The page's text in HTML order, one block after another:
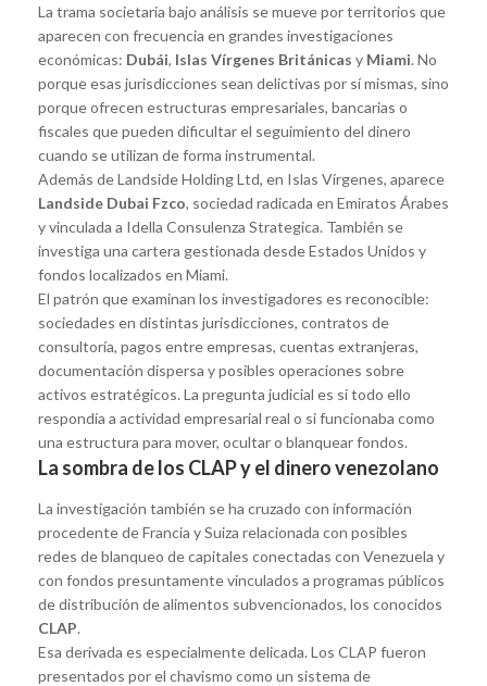
La trama societaria bajo análisis se mueve por territorios que
aparecen con frecuencia en grandes investigaciones
económicas: Dubái, Islas Vírgenes Británicas y Miami. No
porque esas jurisdicciones sean delictivas por sí mismas, sino
porque ofrecen estructuras empresariales, bancarias o
fiscales que pueden dificultar el seguimiento del dinero
cuando se utilizan de forma instrumental.
Además de Landside Holding Ltd, en Islas Vírgenes, aparece
Landside Dubai Fzco, sociedad radicada en Emiratos Árabes
y vinculada a Idella Consulenza Strategica. También se
investiga una cartera gestionada desde Estados Unidos y
fondos localizados en Miami.
El patrón que examinan los investigadores es reconocible:
sociedades en distintas jurisdicciones, contratos de
consultoría, pagos entre empresas, cuentas extranjeras,
documentación dispersa y posibles operaciones sobre
activos estratégicos. La pregunta judicial es si todo ello
respondía a actividad empresarial real o si funcionaba como
una estructura para mover, ocultar o blanquear fondos.
La sombra de los CLAP y el dinero venezolano
La investigación también se ha cruzado con información
procedente de Francia y Suiza relacionada con posibles
redes de blanqueo de capitales conectadas con Venezuela y
con fondos presuntamente vinculados a programas públicos
de distribución de alimentos subvencionados, los conocidos
CLAP.
Esa derivada es especialmente delicada. Los CLAP fueron
presentados por el chavismo como un sistema de